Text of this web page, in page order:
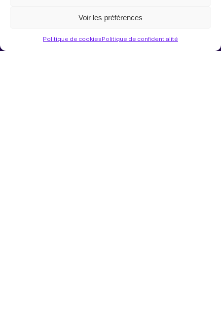
Voir les préférences
Politique de cookiesPolitique de confidentialité